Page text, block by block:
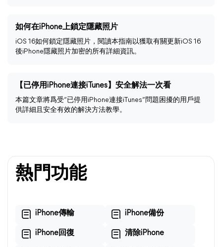
如何在iPhone上鎖定隱藏照片
iOS 16如何鎖定隱藏照片，閱讀本指南以獲取有關更新iOS 16
後iPhone隱藏照片加密的所有詳細資訊。
【已停用iPhone連接iTunes】安全解法一次看
本篇文章將爲受“已停用iPhone連接iTunes”問題困擾的用戶提
供詳細且安全有效的解決方法教學。
熱門功能
iPhone傳輸 iPhone備份
iPhone回復 清除iPhone